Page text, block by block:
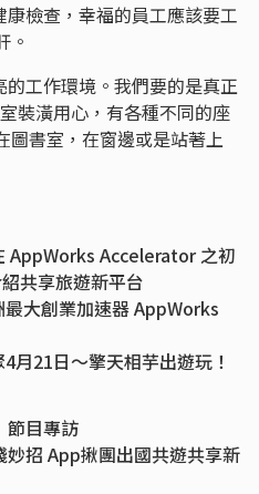
檢查，幸福的員工應該要工
。
工作環境。我們要的是真正
裝潢用心，有各種不同的座
圖書室，在窗邊或是站著上
AppWorks Accelerator 之初
共享旅遊新平台
大創業加速器 AppWorks
月21日～擎天相芋出遊玩！
旅行大調查】 大學生最想
？
月24日～前往被時光所遺忘
節目專訪
招 App揪團出國共遊共享新